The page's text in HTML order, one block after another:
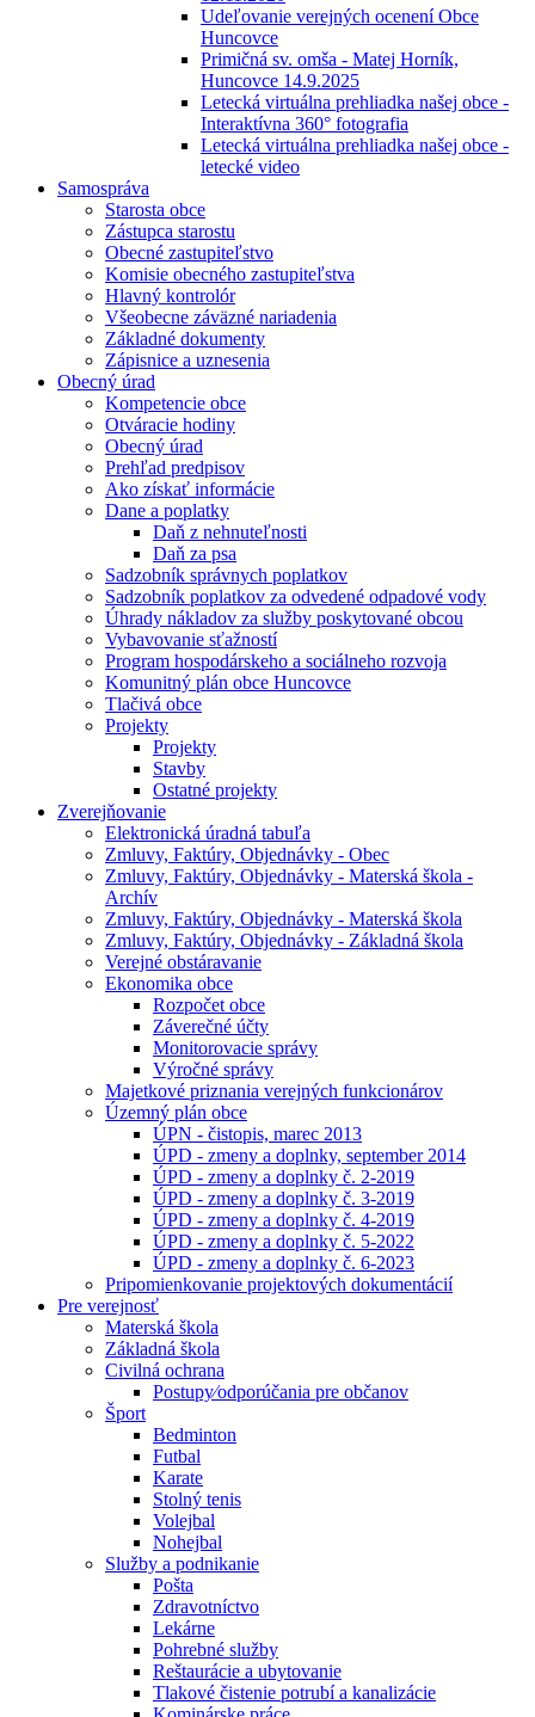
Udeľovanie verejných ocenení Obce
Huncovce
Primičná sv. omša - Matej Horník,
Huncovce 14.9.2025
Letecká virtuálna prehliadka našej obce -
Interaktívna 360° fotografia
Letecká virtuálna prehliadka našej obce -
letecké video
Samospráva
Starosta obce
Zástupca starostu
Obecné zastupiteľstvo
Komisie obecného zastupiteľstva
Hlavný kontrolór
Všeobecne záväzné nariadenia
Základné dokumenty
Zápisnice a uznesenia
Obecný úrad
Kompetencie obce
Otváracie hodiny
Obecný úrad
Prehľad predpisov
Ako získať informácie
Dane a poplatky
Daň z nehnuteľnosti
Daň za psa
Sadzobník správnych poplatkov
Sadzobník poplatkov za odvedené odpadové vody
Úhrady nákladov za služby poskytované obcou
Vybavovanie sťažností
Program hospodárskeho a sociálneho rozvoja
Komunitný plán obce Huncovce
Tlačivá obce
Projekty
Projekty
Stavby
Ostatné projekty
Zverejňovanie
Elektronická úradná tabuľa
Zmluvy, Faktúry, Objednávky - Obec
Zmluvy, Faktúry, Objednávky - Materská škola -
Archív
Zmluvy, Faktúry, Objednávky - Materská škola
Zmluvy, Faktúry, Objednávky - Základná škola
Verejné obstáravanie
Ekonomika obce
Rozpočet obce
Záverečné účty
Monitorovacie správy
Výročné správy
Majetkové priznania verejných funkcionárov
Územný plán obce
ÚPN - čistopis, marec 2013
ÚPD - zmeny a doplnky, september 2014
ÚPD - zmeny a doplnky č. 2-2019
ÚPD - zmeny a doplnky č. 3-2019
ÚPD - zmeny a doplnky č. 4-2019
ÚPD - zmeny a doplnky č. 5-2022
ÚPD - zmeny a doplnky č. 6-2023
Pripomienkovanie projektových dokumentácií
Pre verejnosť
Materská škola
Základná škola
Civilná ochrana
Postupy⁄odporúčania pre občanov
Šport
Bedminton
Futbal
Karate
Stolný tenis
Volejbal
Nohejbal
Služby a podnikanie
Pošta
Zdravotníctvo
Lekárne
Pohrebné služby
Reštaurácie a ubytovanie
Tlakové čistenie potrubí a kanalizácie